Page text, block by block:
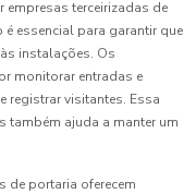
terceirizadas de
é essencial para garantir que
instalações. Os
monitorar entradas e
registrar visitantes. Essa
também ajuda a manter um
de portaria oferecem